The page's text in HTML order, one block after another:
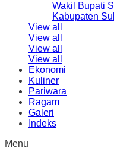
Wakil Bupati
Kabupaten
View all
View all
View all
View all
Ekonomi
Kuliner
Pariwara
Ragam
Galeri
Indeks
Menu